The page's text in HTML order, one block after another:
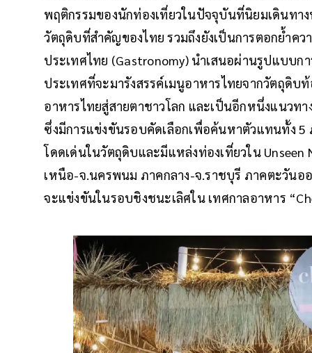
พฤติกรรมของนักท่องเที่ยวในปัจจุบันที่นิยมเดินทา
วัตถุดิบที่สำคัญของไทย รวมถึงยังเป็นการตอกย้ำค
ประเทศไทย (Gastronomy) นำเสนอผ่านรูปแบบ
ประเทศที่จะมารังสรรค์เมนูอาหารไทยจากวัตถุดิบ
อาหารไทยสู่สายตาชาวโลก และเป็นอีกหนึ่งแนวท
ซึ่งมีการแข่งขันรอบคัดเลือกเพื่อค้นหาตัวแทนทั้ง
โดดเด่นในวัตถุดิบและมีแหล่งท่องเที่ยวใน Unseen
เหนือ-จ.นครพนม ภาคกลาง-จ.ราชบุรี ภาคตะวันอ
จะแข่งขันในรอบชิงชนะเลิศใน เทศกาลอาหาร